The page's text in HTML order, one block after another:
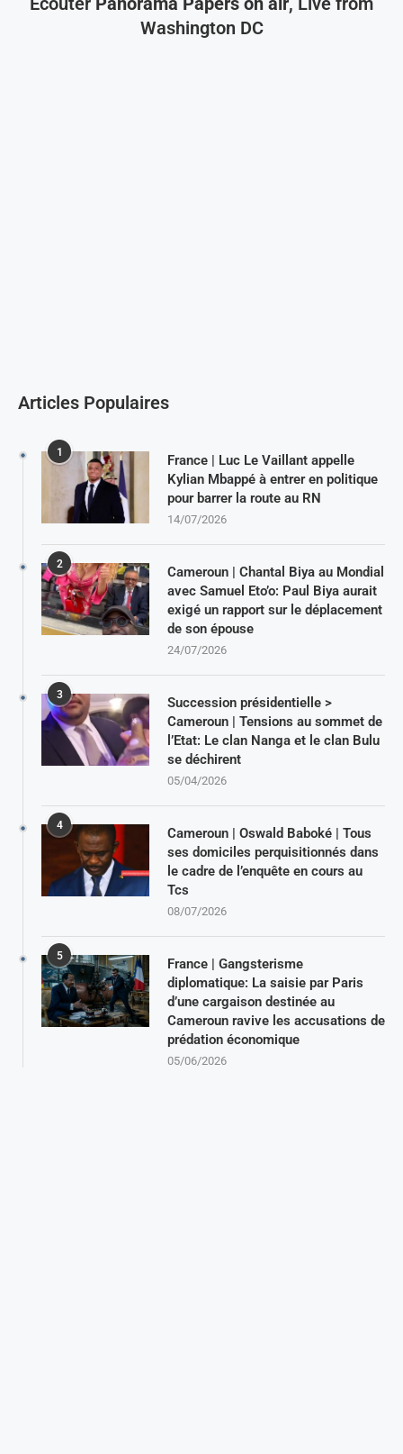
Washington DC
Articles Populaires
1
France | Luc Le Vaillant appelle
Kylian Mbappé à entrer en politique
pour barrer la route au RN
14/07/2026
2
Cameroun | Chantal Biya au Mondial
avec Samuel Eto’o: Paul Biya aurait
exigé un rapport sur le déplacement
de son épouse
24/07/2026
3
Succession présidentielle >
Cameroun | Tensions au sommet de
l’Etat: Le clan Nanga et le clan Bulu
se déchirent
05/04/2026
4
Cameroun | Oswald Baboké | Tous
ses domiciles perquisitionnés dans
le cadre de l’enquête en cours au
Tcs
08/07/2026
5
France | Gangsterisme
diplomatique: La saisie par Paris
d’une cargaison destinée au
Cameroun ravive les accusations de
prédation économique
05/06/2026